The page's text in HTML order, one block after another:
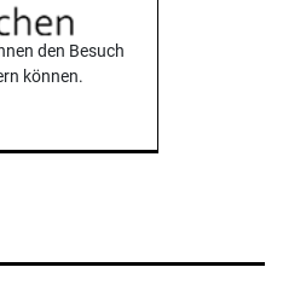
den Besuch
können.